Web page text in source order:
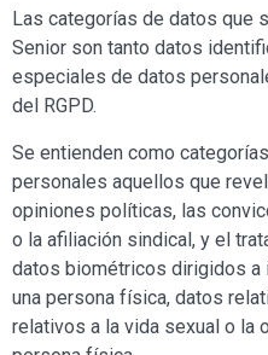
Las categorías de datos que
Senior son tanto datos
especiales de datos
del RGPD.
Se entienden como
personales aquellos que
opiniones políticas, las
o la afiliación sindical, y el
datos biométricos dirigidos a
una persona física, datos
relativos a la vida sexual o la